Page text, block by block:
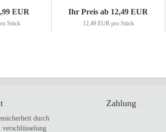
EUR
Stück
Ihr Preis ab 12,49 EUR
12,49 EUR pro Stück
durch
Zahlung